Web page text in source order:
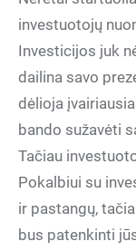
investuotojų
Investicijos juk
dailina savo
dėlioja
bando sužavėti
Tačiau
Pokalbiui su
ir pastangų,
bus patenkinti